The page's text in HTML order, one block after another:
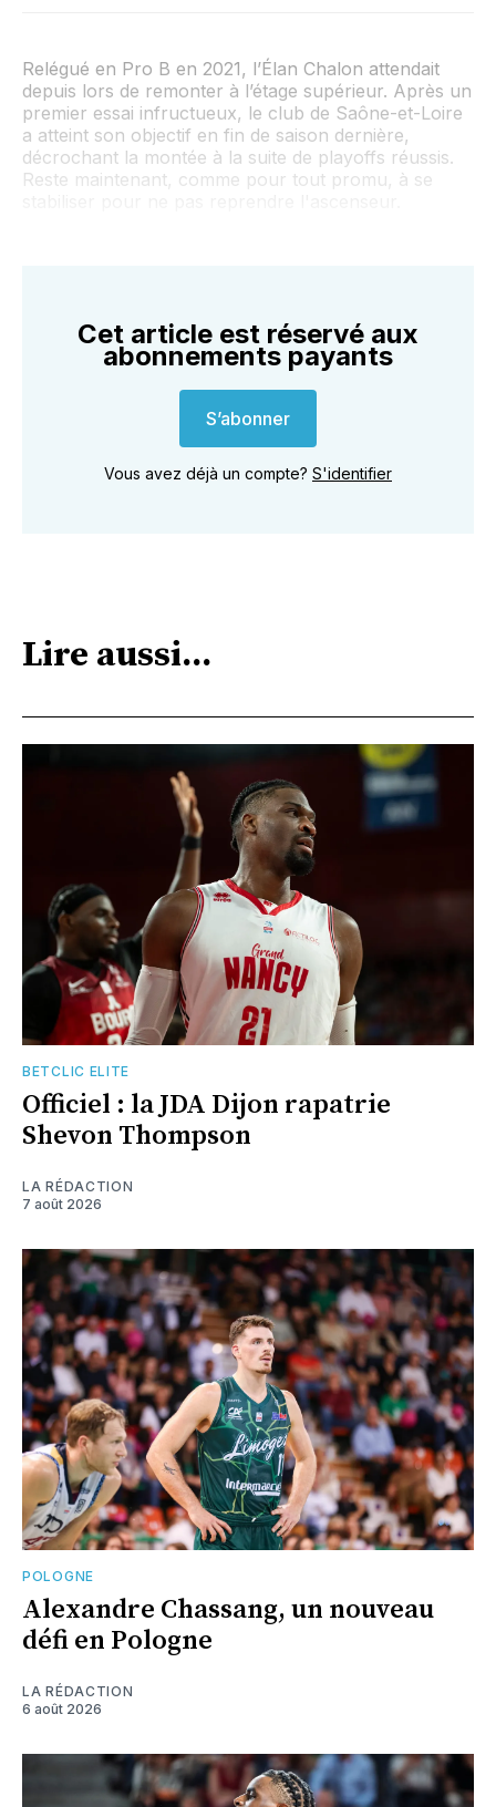
Relégué en Pro B en 2021, l’Élan Chalon attendait
depuis lors de remonter à l’étage supérieur. Après un
premier essai infructueux, le club de Saône-et-Loire
a atteint son objectif en fin de saison dernière,
décrochant la montée à la suite de playoffs réussis.
Reste maintenant, comme pour tout promu, à se
Cet article est réservé aux
abonnements payants
S’abonner
Vous avez déjà un compte? S'identifier
Lire aussi...
BETCLIC ELITE
Officiel : la JDA Dijon rapatrie
Shevon Thompson
LA RÉDACTION
7 août 2026
POLOGNE
Alexandre Chassang, un nouveau
défi en Pologne
LA RÉDACTION
6 août 2026